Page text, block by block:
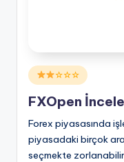
Posted
in
☆☆☆
FXOpen
Forex piyasasında
piyasadaki birçok
seçmekte